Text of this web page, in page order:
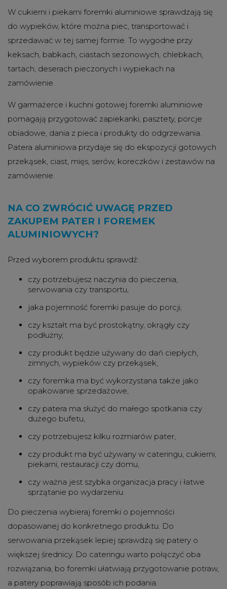
W cukierni i piekarni foremki aluminiowe sprawdzają się
do wypieków, które można piec, transportować i
sprzedawać w tej samej formie. To wygodne przy
keksach, babkach, ciastach sezonowych, chlebkach,
tartach, deserach pieczonych i wypiekach na
zamówienie.
W garmażerce i kuchni gotowej foremki aluminiowe
pomagają przygotować zapiekanki, pasztety, porcje
obiadowe, dania z pieca i produkty do odgrzewania.
Patera aluminiowa przydaje się do ekspozycji gotowych
przekąsek, ciast, mięs, serów, koreczków i zestawów na
zamówienie.
NA CO ZWRÓCIĆ UWAGĘ PRZED
ZAKUPEM PATER I FOREMEK
ALUMINIOWYCH?
Przed wyborem produktu sprawdź:
czy potrzebujesz naczynia do pieczenia,
serwowania czy transportu,
jaka pojemność foremki pasuje do porcji,
czy kształt ma być prostokątny, okrągły czy
podłużny,
czy produkt będzie używany do dań ciepłych,
zimnych, wypieków czy przekąsek,
czy foremka ma być wykorzystana także jako
opakowanie sprzedażowe,
czy patera ma służyć do małego spotkania czy
dużego bufetu,
czy potrzebujesz kilku rozmiarów pater,
czy produkt ma być używany w cateringu, cukierni,
piekarni, restauracji czy domu,
czy ważna jest szybka organizacja pracy i łatwe
sprzątanie po wydarzeniu.
Do pieczenia wybieraj foremki o pojemności
dopasowanej do konkretnego produktu. Do
serwowania przekąsek lepiej sprawdzą się patery o
większej średnicy. Do cateringu warto połączyć oba
rozwiązania, bo foremki ułatwiają przygotowanie potraw,
a patery poprawiają sposób ich podania.